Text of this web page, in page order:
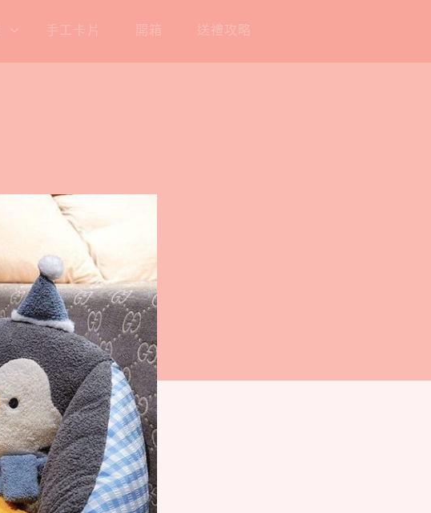
手工卡片 開箱 送禮攻略